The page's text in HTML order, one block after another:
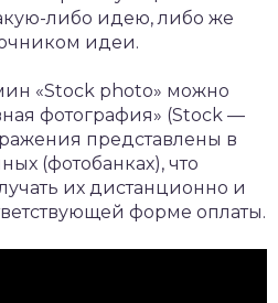
либо идею, либо же
идеи.
«Stock photo» можно
фотография» (Stock —
представлены в
(фотобанках), что
их дистанционно и
форме оплаты.